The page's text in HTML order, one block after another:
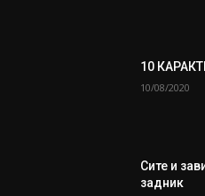
10
10/08/2020
Сите и
задник